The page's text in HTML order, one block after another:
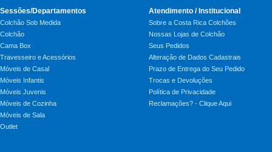
Sessões/Departamentos
Colchão Sob Medida
Colchão
Cama Box
Travesseiro e Acessórios
Móveis de Casal
Móveis Infantis
Móveis Juvenis
Móveis de Cozinha
Móveis de Sala
Outlet
Atendimento / Institucional
Sobre a Costa Rica Colchões
Nossas Lojas de Colchão
Seus Pedidos
Alteração de Dados Cadastrais
Prazo de Entrega do Seu Pedido
Trocas e Devoluções
Política de Privacidade
Reclamações? - Clique Aqui